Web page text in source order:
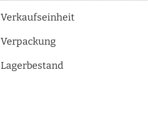
Verkaufseinheit
Verpackung
Lagerbestand